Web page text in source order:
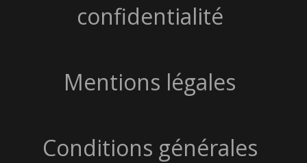
confidentialité
Mentions légales
Conditions générales